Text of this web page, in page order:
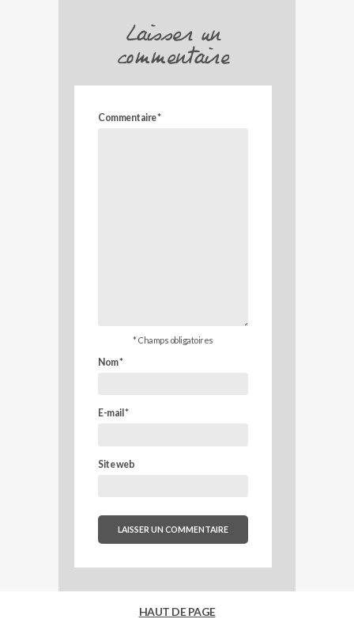
Laisser un
commentaire
Commentaire*
* Champs obligatoires
Nom*
E-mail *
Site web
HAUT DE PAGE